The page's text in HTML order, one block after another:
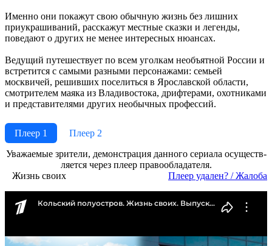
Именно они покажут свою обычную жизнь без лишних
приукрашиваний, расскажут местные сказки и легенды,
поведают о других не менее интересных нюансах.
Ведущий путешествует по всем уголкам необъятной России и
встретится с самыми разными персонажами: семьей
москвичей, решивших поселиться в Ярославской области,
смотрителем маяка из Владивостока, дрифтерами, охотниками
и представителями других необычных профессий.
Плеер 1
Плеер 2
Ува­жае­мые зри­те­ли, де­мон­ст­ра­ция дан­но­го се­риа­ла осу­ще­ст­в­
ля­ет­ся че­рез пле­ер пра­во­об­ла­да­те­ля.
Жизнь своих
Пле­ер уда­лен? / Жа­ло­ба